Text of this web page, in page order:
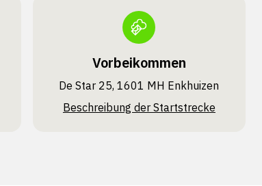
Vorbeikommen
De Star 25, 1601 MH Enkhuizen
Beschreibung der Startstrecke